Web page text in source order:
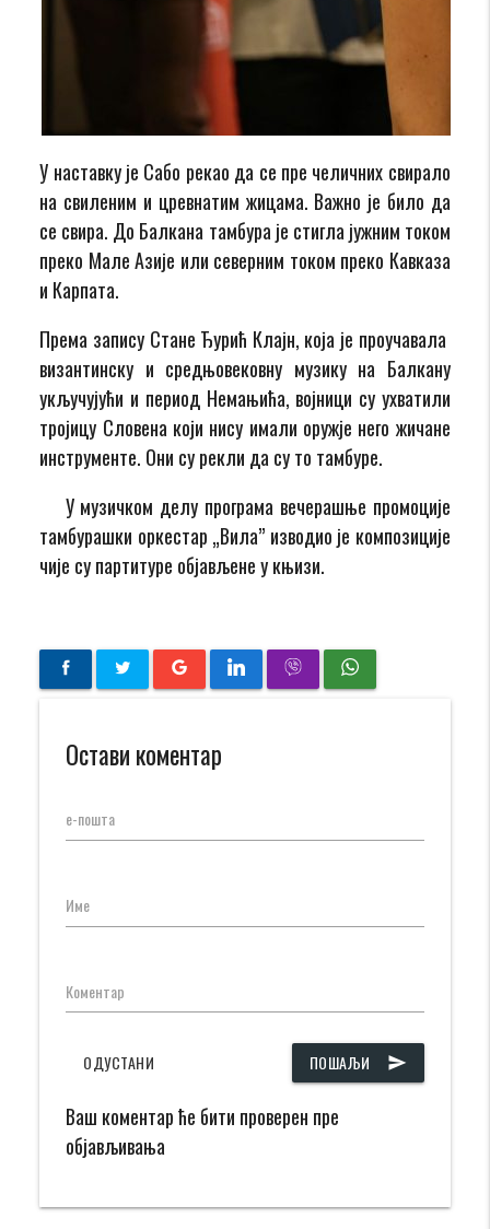
У наставку је Сабо рекао да се пре челичних свирало
на свиленим и цревнатим жицама. Важно је било да
се свира. До Балкана тамбура је стигла јужним током
преко Мале Азије или северним током преко Кавказа
и Карпата.
Према запису Стане Ђурић Клајн, која је проучавала
византинску и средњовековну музику на Балкану
укључујући и период Немањића, војници су ухватили
тројицу Словена који нису имали оружје него жичане
инструменте. Они су рекли да су то тамбуре.
У музичком делу програма вечерашње промоције
тамбурашки оркестар „Вила” изводио је композиције
чије су партитуре објављене у књизи.
Остави коментар
е-пошта
Име
Коментар
ПОШАЉИ send
ОДУСТАНИ
Ваш коментар ће бити проверен пре
објављивања